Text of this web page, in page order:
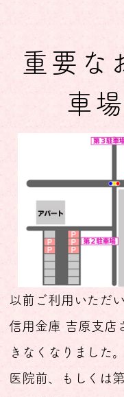
重要
車
以前ご利用いただ
信用金庫 吉原支店
きなくなりました。
医院前、もしくは